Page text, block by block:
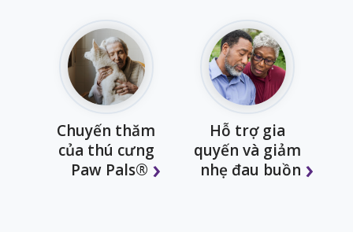
Chuyến thăm
của thú cưng
Paw Pals®
Hỗ trợ gia
quyến và giảm
nhẹ đau buồn